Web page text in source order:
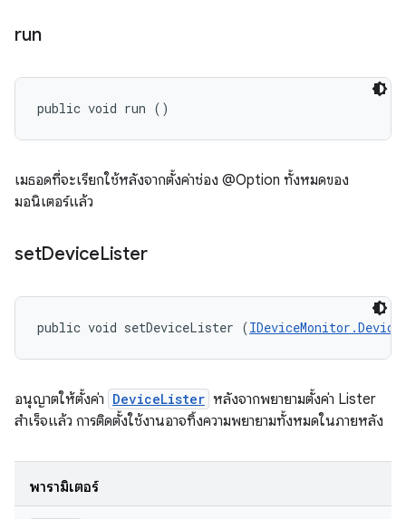
run
public void run ()
เมธอดที่จะเรียกใช้หลังจากตั้งค่าช่อง @Option ทั้งหมดของ
มอนิเตอร์แล้ว
setDeviceLister
public void setDeviceLister (
อนุญาตให้ตั้งค่า DeviceLister หลังจากพยายามตั้งค่า Lister
สำเร็จแล้ว การติดตั้งใช้งานอาจทิ้งความพยายามทั้งหมดในภายหลัง
พารามิเตอร์